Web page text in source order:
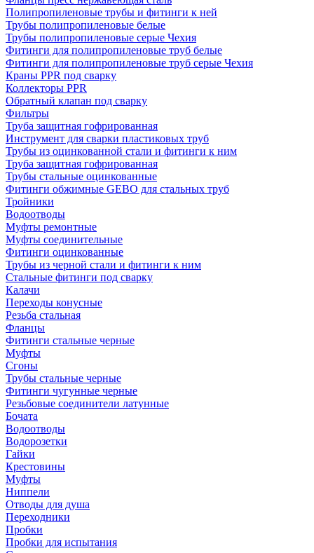
Полипропиленовые трубы и фитинги к ней
Трубы полипропиленовые белые
Трубы полипропиленовые серые Чехия
Фитинги для полипропиленовые труб белые
Фитинги для полипропиленовые труб серые Чехия
Краны PPR под сварку
Коллекторы PPR
Обратный клапан под сварку
Фильтры
Труба защитная гофрированная
Инструмент для сварки пластиковых труб
Трубы из оцинкованной стали и фитинги к ним
Труба защитная гофрированная
Трубы стальные оцинкованные
Фитинги обжимные GEBO для стальных труб
Тройники
Водоотводы
Муфты ремонтные
Муфты соединительные
Фитинги оцинкованные
Трубы из черной стали и фитинги к ним
Стальные фитинги под сварку
Калачи
Переходы конусные
Резьба стальная
Фланцы
Фитинги стальные черные
Муфты
Сгоны
Трубы стальные черные
Фитинги чугунные черные
Резьбовые соединители латунные
Бочата
Водоотводы
Водорозетки
Гайки
Крестовины
Муфты
Ниппели
Отводы для душа
Переходники
Пробки
Пробки для испытания